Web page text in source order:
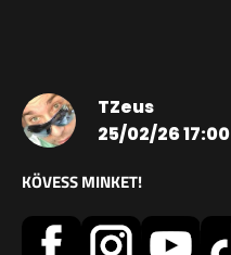
TZeus
25/02/26 17:00
KÖVESS MINKET!